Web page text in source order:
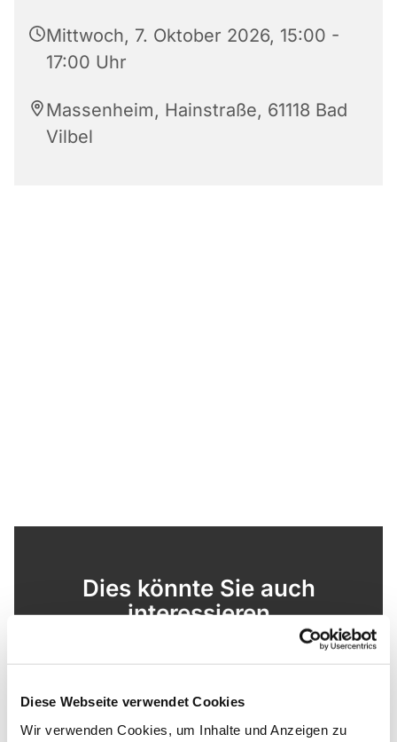
Diese Webseite verwendet Cookies
Wir verwenden Cookies, um Inhalte und Anzeigen zu
Mittwoch, 7. Oktober 2026, 15:00 -
17:00 Uhr
Massenheim, Hainstraße, 61118 Bad
Vilbel
Dies könnte Sie auch
interessieren